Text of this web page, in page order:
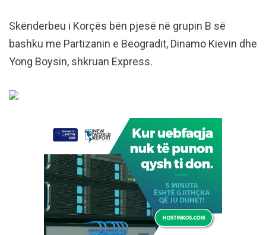
Skënderbeu i Korçës bën pjesë në grupin B së
bashku me Partizanin e Beogradit, Dinamo Kievin dhe
Yong Boysin, shkruan Express.